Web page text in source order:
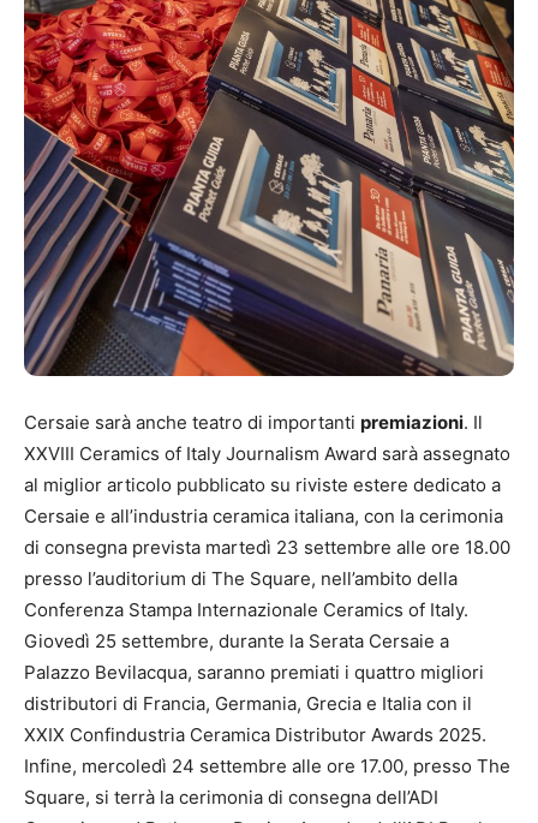
Cersaie sarà anche teatro di importanti premiazioni. Il
XXVIII Ceramics of Italy Journalism Award sarà assegnato
al miglior articolo pubblicato su riviste estere dedicato a
Cersaie e all’industria ceramica italiana, con la cerimonia
di consegna prevista martedì 23 settembre alle ore 18.00
presso l’auditorium di The Square, nell’ambito della
Conferenza Stampa Internazionale Ceramics of Italy.
Giovedì 25 settembre, durante la Serata Cersaie a
Palazzo Bevilacqua, saranno premiati i quattro migliori
distributori di Francia, Germania, Grecia e Italia con il
XXIX Confindustria Ceramica Distributor Awards 2025.
Infine, mercoledì 24 settembre alle ore 17.00, presso The
Square, si terrà la cerimonia di consegna dell’ADI